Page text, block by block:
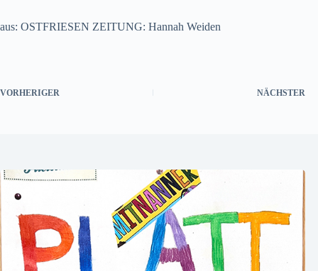
aus: OSTFRIESEN ZEITUNG: Hannah Weiden
VORHERIGER NÄCHSTER